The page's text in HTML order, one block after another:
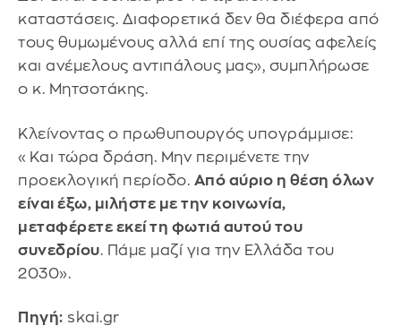
καταστάσεις. Διαφορετικά δεν θα διέφερα από
τους θυμωμένους αλλά επί της ουσίας αφελείς
και ανέμελους αντιπάλους μας», συμπλήρωσε
ο κ. Μητσοτάκης.
Κλείνοντας ο πρωθυπουργός υπογράμμισε:
«Και τώρα δράση. Μην περιμένετε την
προεκλογική περίοδο. Από αύριο η θέση όλων
είναι έξω, μιλήστε με την κοινωνία,
μεταφέρετε εκεί τη φωτιά αυτού του
συνεδρίου. Πάμε μαζί για την Ελλάδα του
2030».
Πηγή: skai.gr